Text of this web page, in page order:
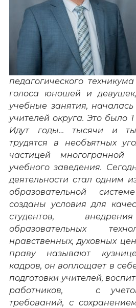
педагогического
голоса юношей и
учебные занятия,
учителей округа. Это было
Идут годы… тысячи и
трудятся в необъятных
частицей
учебного заведения.
деятельности стал одним
образовательной
созданы условия для
студентов,
образовательных
нравственных, духовных
праву называют
кадров, он воплощает в
подготовки учителей,
работников, с
требований, с